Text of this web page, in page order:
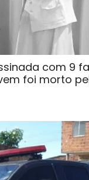
com 9
foi morto